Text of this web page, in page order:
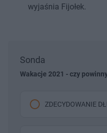
wyjaśnia Fijołek.
Sonda
Wakacje 2021 - czy
ZDECYDOWANIE